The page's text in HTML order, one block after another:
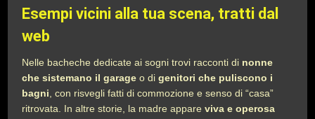
Esempi vicini alla tua scena, tratti dal
web
Nelle bacheche dedicate ai sogni trovi racconti di nonne
che sistemano il garage o digenitori che puliscono i
bagni , con risvegli fatti di commozione e senso di “casa”
ritrovata. In altre storie, la madre appareviva e operosa